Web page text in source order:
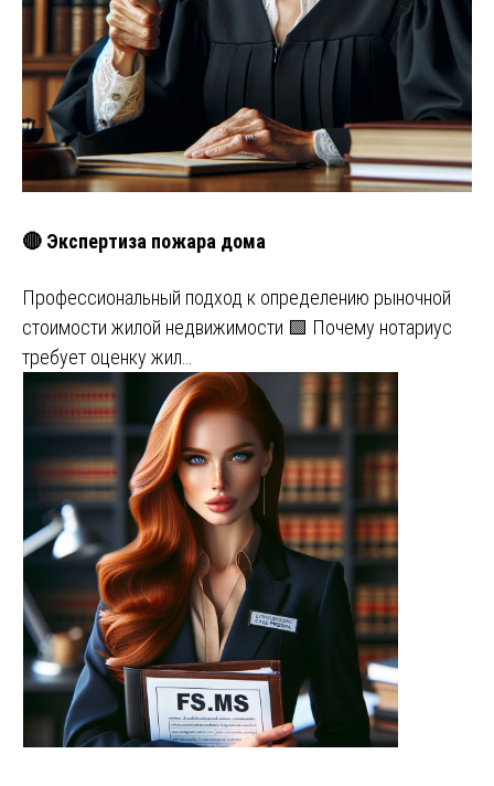
🔴 Экспертиза пожара дома
Профессиональный подход к определению рыночной
стоимости жилой недвижимости 🟩 Почему нотариус
требует оценку жил…